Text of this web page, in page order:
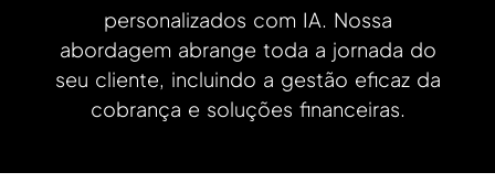
personalizados com IA. Nossa
abordagem abrange toda a jornada do
seu cliente, incluindo a gestão eficaz da
cobrança e soluções financeiras.